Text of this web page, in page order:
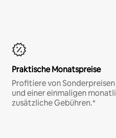
Praktische Monatspreise
Profitiere von
und einer einmaligen
zusätzliche Gebühren.*